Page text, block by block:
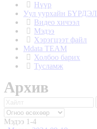
Нүүр
Уул уурхайн БҮРДЭЛ
Видео хичээл
Мэдээ
Хэрэгцээт файл
Mdata TEAM
Холбоо барих
Тусламж
Архив
Мэдээ 1-4